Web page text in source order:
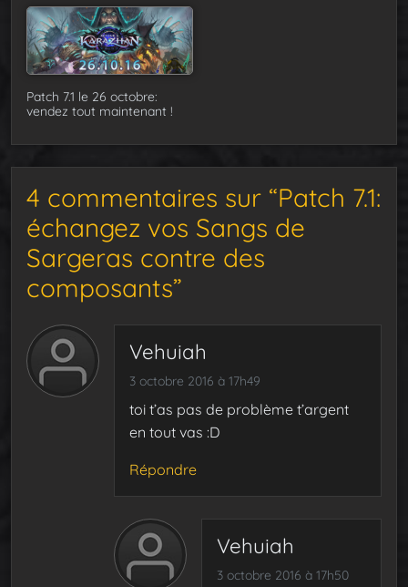
Patch 7.1 le 26 octobre:
vendez tout maintenant !
4 commentaires sur “Patch 7.1:
échangez vos Sangs de
Sargeras contre des
composants”
Vehuiah
3 octobre 2016 à 17h49
toi t’as pas de problème t’argent
en tout vas :D
Répondre
Vehuiah
3 octobre 2016 à 17h50